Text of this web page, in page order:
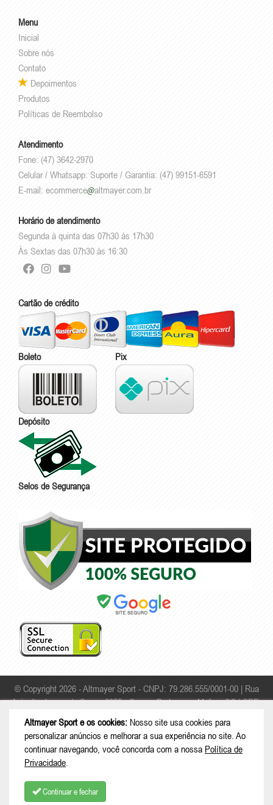
Menu
Inicial
Sobre nós
Contato
Depoimentos
Produtos
Políticas de Reembolso
Atendimento
Fone: (47) 3642-2970
Celular / Whatsapp: Suporte / Garantia: (47) 99151-6591
E-mail: ecommerce altmayer.com.br
Horário de atendimento
Segunda à quinta das 07h30 às 17h30
Às Sextas das 07h30 às 16:30
Cartão de crédito
Boleto Pix
Depósito
Selos de Segurança
© Copyright 2026 - Altmayer Sport - CNPJ: 79.286.555/0001-00 | Rua
Apicultor Leonardo Sauer, 2055 - Campo Da Lança - Mafra - SC | CEP:
Altmayer Sport e os cookies: Nosso site usa cookies para
personalizar anúncios e melhorar a sua experiência no site. Ao
continuar navegando, você concorda com a nossa Política de
Privacidade
Continuar e fechar